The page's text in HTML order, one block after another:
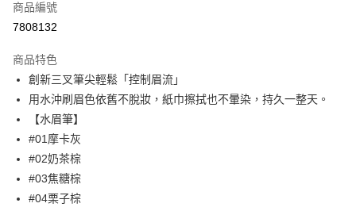
超商取貨付款
Apple Pay
街口支付
悠遊付
ATM付款
運送方式
商品編號
7808132
商品特色
創新三叉筆尖輕鬆「控制眉流」
用水沖刷眉色依舊不脫妝，紙巾擦拭也不暈染，持久一整天。
【水眉筆】
#01摩卡灰
#02奶茶棕
#03焦糖棕
#04栗子棕